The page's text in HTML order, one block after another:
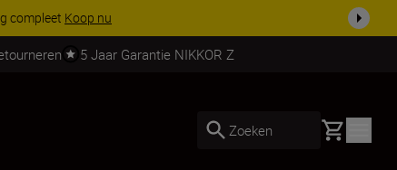
compleet Koop nu
5 Jaar Garantie NIKKOR Z
Zoeken Basket